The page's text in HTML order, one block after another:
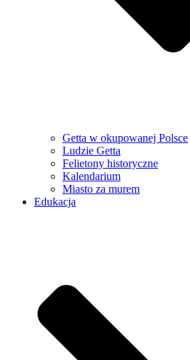
Getta w okupowanej Polsce
Ludzie Getta
Felietony historyczne
Kalendarium
Miasto za murem
Edukacja